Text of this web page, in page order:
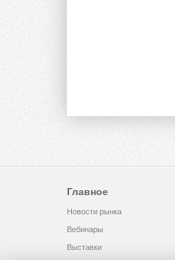
Главное
Новости рынка
Вебинары
Выставки